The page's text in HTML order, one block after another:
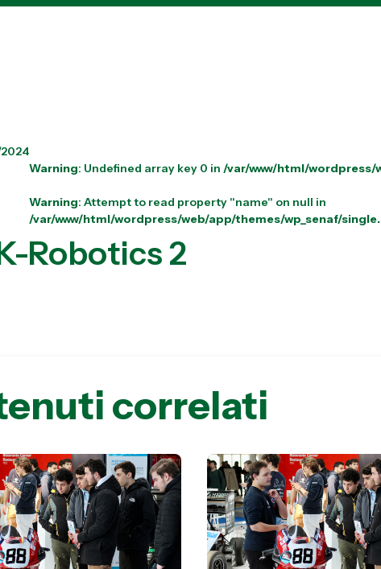
2024
Warning: Undefined array key 0 in /var/www/html/wordpress/
Warning: Attempt to read property "name" on null in
/var/www/html/wordpress/web/app/themes/wp_senaf/
Robotics 2
correlati